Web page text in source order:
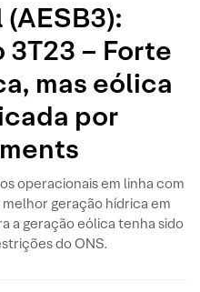
3T23 – Forte
mas eólica
por
operacionais em linha com
geração hídrica em
a geração eólica tenha sido
do ONS.